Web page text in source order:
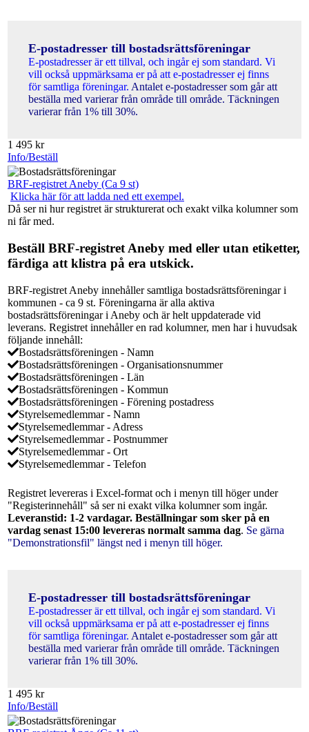
E-postadresser till bostadsrättsföreningar
E-postadresser är ett tillval, och ingår ej som standard. Vi
vill också uppmärksama er på att e-postadresser ej finns
för samtliga föreningar. Antalet e-postadresser som går att
beställa med varierar från område till område. Täckningen
varierar från 1% till 30%.
1 495 kr
Info/Beställ
BRF-registret Aneby (Ca 9 st)
Klicka här för att ladda ned ett exempel.
Då ser ni hur registret är strukturerat och exakt vilka kolumner som
ni får med.
Beställ BRF-registret Aneby med eller utan etiketter,
färdiga att klistra på era utskick.
BRF-registret Aneby innehåller samtliga bostadsrättsföreningar i
kommunen - ca 9 st. Föreningarna är alla aktiva
bostadsrättsföreningar i Aneby och är helt uppdaterade vid
leverans. Registret innehåller en rad kolumner, men har i huvudsak
följande innehåll:
Bostadsrättsföreningen - Namn
Bostadsrättsföreningen - Organisationsnummer
Bostadsrättsföreningen - Län
Bostadsrättsföreningen - Kommun
Bostadsrättsföreningen - Förening postadress
Styrelsemedlemmar - Namn
Styrelsemedlemmar - Adress
Styrelsemedlemmar - Postnummer
Styrelsemedlemmar - Ort
Styrelsemedlemmar - Telefon
Registret levereras i Excel-format och i menyn till höger under
"Registerinnehåll" så ser ni exakt vilka kolumner som ingår.
Leveranstid: 1-2 vardagar. Beställningar som sker på en
vardag senast 15:00 levereras normalt samma dag. Se gärna
"Demonstrationsfil" längst ned i menyn till höger.
E-postadresser till bostadsrättsföreningar
E-postadresser är ett tillval, och ingår ej som standard. Vi
vill också uppmärksama er på att e-postadresser ej finns
för samtliga föreningar. Antalet e-postadresser som går att
beställa med varierar från område till område. Täckningen
varierar från 1% till 30%.
1 495 kr
Info/Beställ